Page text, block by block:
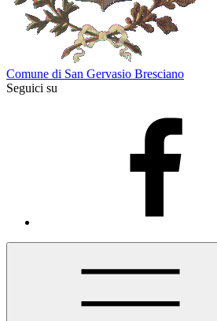
Comune di San Gervasio Bresciano
Seguici su